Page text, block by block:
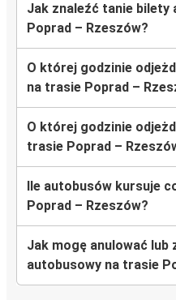
Jak znaleźć tanie bilety
Poprad – Rzeszów?
O której godzinie
na trasie Poprad –
O której godzinie
trasie Poprad –
Ile autobusów kursuje
Poprad – Rzeszów?
Jak mogę anulować lub
autobusowy na trasie